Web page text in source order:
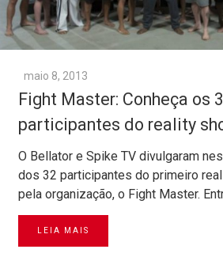
maio 8, 2013
Fight Master: Conheça os
participantes do reality
O Bellator e Spike TV divulgaram
dos 32 participantes do primeiro
pela organização, o Fight Master.
LEIA MAIS